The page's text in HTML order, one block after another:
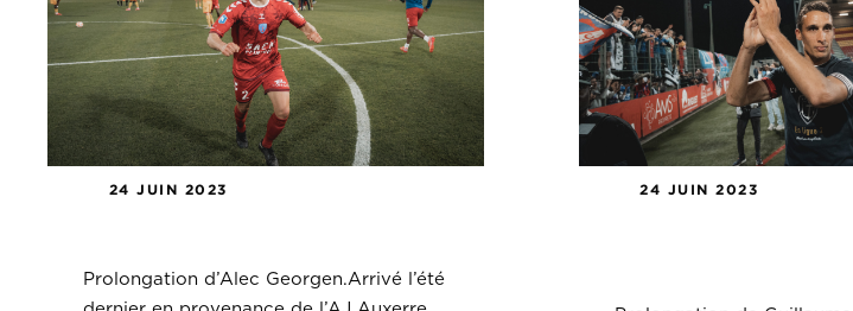
24 JUIN 2023
Prolongation d’Alec Georgen.Arrivé l’été
24 JUIN 2023